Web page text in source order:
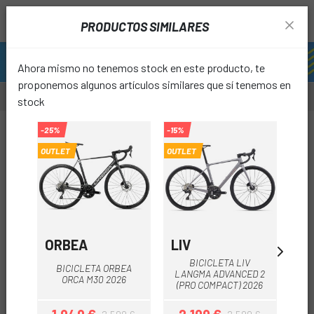
PRODUCTOS SIMILARES
Ahora mismo no tenemos stock en este producto, te
proponemos algunos artículos similares que sí tenemos en
stock
-25%
OUTLET
ORBEA
BICICLETA ORBEA
ORCA M30 2026
-15%
OUTLET
LIV
BICICLETA LIV
LANGMA ADVANCED 2
(PRO COMPACT) 2026